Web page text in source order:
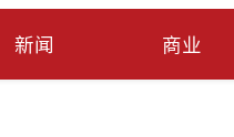
新闻 商业